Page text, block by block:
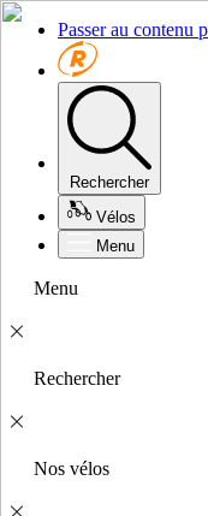
Passer au contenu
Rechercher
Vélos
Menu
Menu
Rechercher
Nos vélos